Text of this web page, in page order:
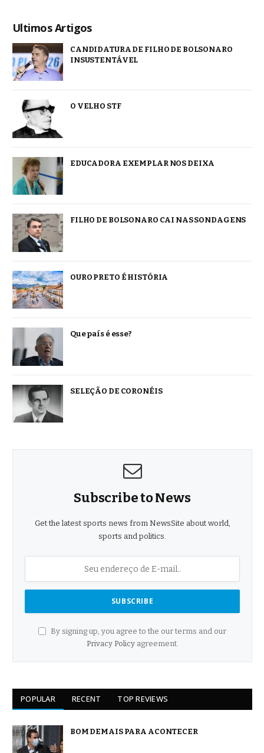
Ultimos Artigos
CANDIDATURA DE FILHO DE BOLSONARO
INSUSTENTÁVEL
O VELHO STF
EDUCADORA EXEMPLAR NOS DEIXA
FILHO DE BOLSONARO CAI NAS SONDAGENS
OURO PRETO É HISTÓRIA
Que país é esse?
SELEÇÃO DE CORONÉIS
Subscribe to News
Get the latest sports news from NewsSite about world,
sports and politics.
By signing up, you agree to the our terms and our
Privacy Policyagreement.
POPULAR RECENT TOP REVIEWS
BOM DEMAIS PARA ACONTECER